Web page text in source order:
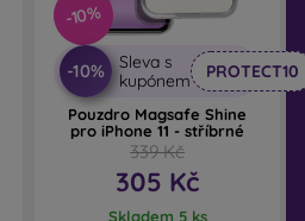
-10%
-10%
Sleva s
kupónem
PROTECT10
Pouzdro Magsafe Shine
pro iPhone 11 - stříbrné
339 Kč
305 Kč
Skladem 5 ks